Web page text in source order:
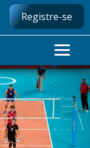
Registre-se